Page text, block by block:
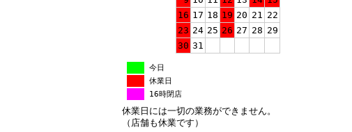
16 17 18 19 20 21 22
23 24 25 26 27 28 29
30 31
今日
休業日
16時閉店
休業日には一切の業務ができません。
（店舗も休業です）